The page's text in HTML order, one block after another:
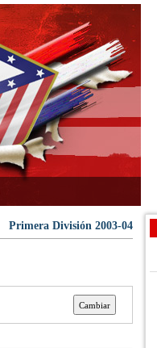
Primera División 2003-04